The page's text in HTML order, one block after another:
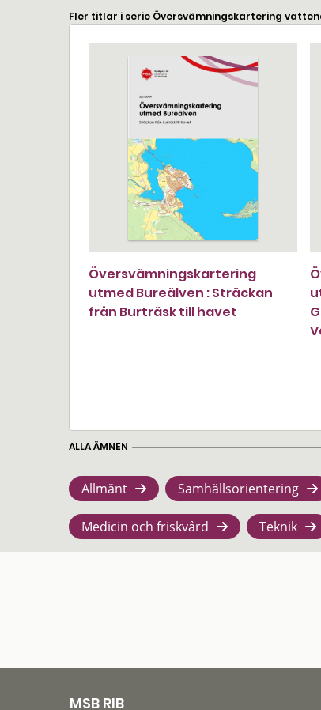
Fler titlar i serie Översvämningskartering
Översvämningskartering
utmed Bureälven : Sträckan
från Burträsk till havet
ALLA ÄMNEN
Allmänt Samhällsorientering
Medicin och friskvård Teknik
MSB RIB